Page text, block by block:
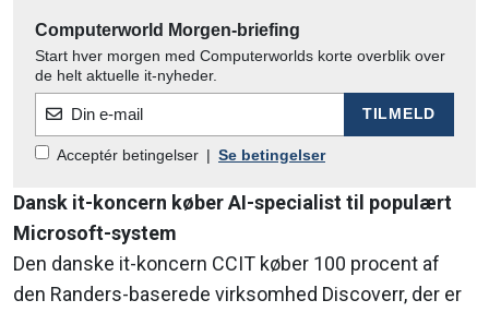
Computerworld Morgen-briefing
Start hver morgen med Computerworlds korte overblik over
de helt aktuelle it-nyheder.
Din e-mail TILMELD
Acceptér betingelser | Se betingelser
Dansk it-koncern køber AI-specialist til populært
Microsoft-system
Den danske it-koncern CCIT køber 100 procent af
den Randers-baserede virksomhed Discoverr, der er